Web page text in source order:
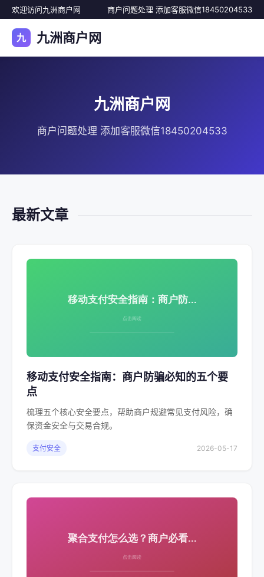
欢迎访问九洲商户网 商户问题处理 添加客服微信18450204533
九 九洲商户网
九洲商户网
商户问题处理 添加客服微信18450204533
最新文章
移动支付安全指南：商户防骗必知的五个要
点
梳理五个核心安全要点，帮助商户规避常见支付风险，确
保资金安全与交易合规。
支付安全 2026-05-17